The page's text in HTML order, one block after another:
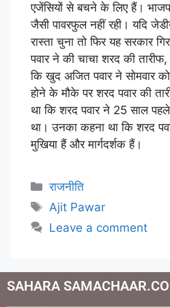
एजेंसियों से बचने के लिए हैं।
जैसी पावरफुल नहीं रही। यदि
रास्ता चुना तो फिर यह सरकार
पवार ने की चाचा शरद की
कि खुद अजित पवार ने सोमवार
होने के मौके पर शरद पवार की
था कि शरद पवार ने 25 साल पहले
था। उनका कहना था कि शरद
मुखिया हैं और मार्गदर्शक हैं।
राजनीति
Ajit Pawar
Leave a comment
SAHARA